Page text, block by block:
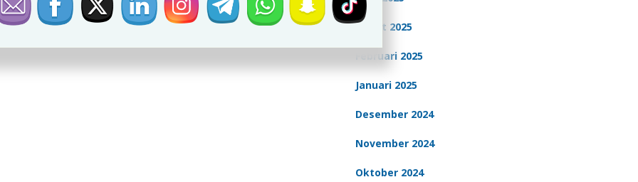
Maret 2025
Februari 2025
Januari 2025
Desember 2024
November 2024
Oktober 2024